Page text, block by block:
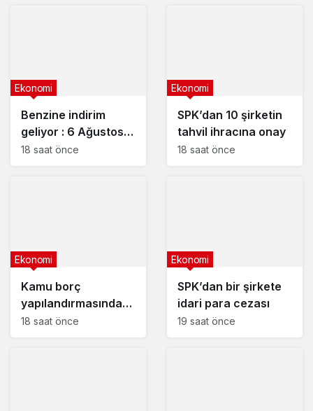
Benzine indirim
geliyor : 6 Ağustos
2026 güncel
Ekonomi
18 saat önce
SPK’dan 10 şirketin
tahvil ihracına onay
Ekonomi
18 saat önce
Kamu borç
yapılandırmasında
son başvuru tarihi
Ekonomi
18 saat önce
SPK’dan bir şirkete
idari para cezası
Ekonomi
19 saat önce